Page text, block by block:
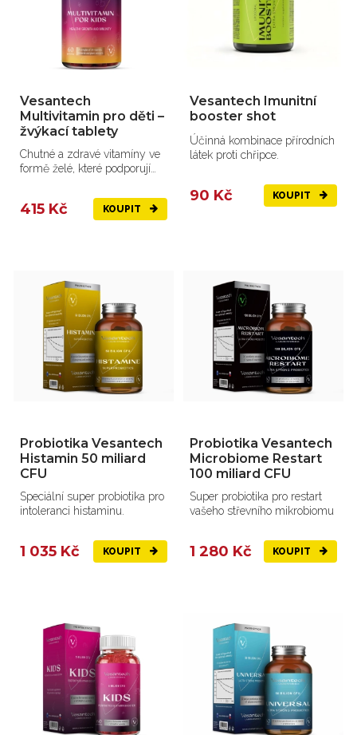
Vesantech
Multivitamin pro děti –
žvýkací tablety
Chutné a zdravé vitamíny ve
formě želé, které podporují
415 Kč KOUPIT
Vesantech Imunitní
booster shot
Účinná kombinace přírodních
látek proti chřipce.
90 Kč KOUPIT
Probiotika Vesantech
Histamin 50 miliard
CFU
Speciální super probiotika pro
intoleranci histaminu.
1 035 Kč KOUPIT
Probiotika Vesantech
Microbiome Restart
100 miliard CFU
Super probiotika pro restart
vašeho střevního mikrobiomu
1 280 Kč KOUPIT